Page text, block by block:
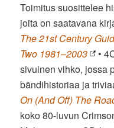
Toimitus suosittelee
joita on saatavana
The 21st Century
Two 1981–2003
•
sivuinen vihko, jossa
bändihistoriaa ja
On (And Off) The
koko 80-luvun